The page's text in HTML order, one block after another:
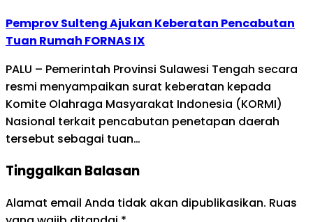
Pemprov Sulteng Ajukan Keberatan Pencabutan
Tuan Rumah FORNAS IX
PALU – Pemerintah Provinsi Sulawesi Tengah secara
resmi menyampaikan surat keberatan kepada
Komite Olahraga Masyarakat Indonesia (KORMI)
Nasional terkait pencabutan penetapan daerah
tersebut sebagai tuan…
Tinggalkan Balasan
Alamat email Anda tidak akan dipublikasikan. Ruas